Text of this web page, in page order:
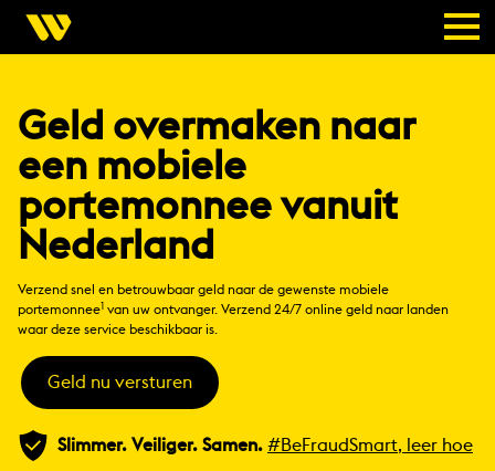
Geld overmaken naar
een mobiele
portemonnee vanuit
Nederland
Verzend snel en betrouwbaar geld naar de gewenste mobiele
portemonnee1 van uw ontvanger. Verzend 24/7 online geld naar landen
waar deze service beschikbaar is.
Geld nu versturen
Slimmer. Veiliger. Samen. #BeFraudSmart, leer hoe